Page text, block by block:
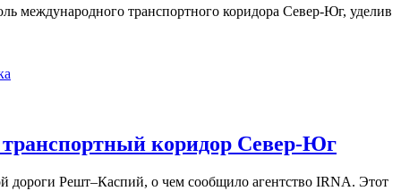
международного транспортного коридора Север-Юг, уделив
коридор Север-Юг
дороги Решт–Каспий, о чем сообщило агентство IRNA. Этот